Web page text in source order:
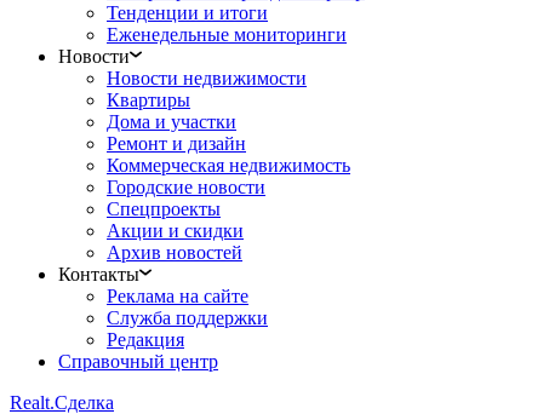
Тенденции и итоги
Еженедельные мониторинги
Новости
Новости недвижимости
Квартиры
Дома и участки
Ремонт и дизайн
Коммерческая недвижимость
Городские новости
Спецпроекты
Акции и скидки
Архив новостей
Контакты
Реклама на сайте
Служба поддержки
Редакция
Справочный центр
Realt.Сделка